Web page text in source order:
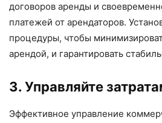
договоров аренды и
платежей от арендаторов.
процедуры, чтобы
арендой, и гарантировать
3. Управляйте
Эффективное управление